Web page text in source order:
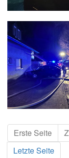
Erste Seite
Letzte Seite